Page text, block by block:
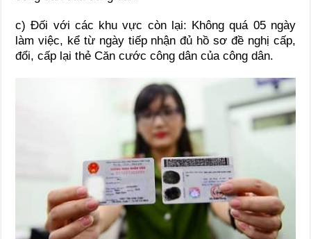
c) Đối với các khu vực còn lại: Không quá 05 ngày
làm việc, kể từ ngày tiếp nhận đủ hồ sơ đề nghị cấp,
đổi, cấp lại thẻ Căn cước công dân của công dân.